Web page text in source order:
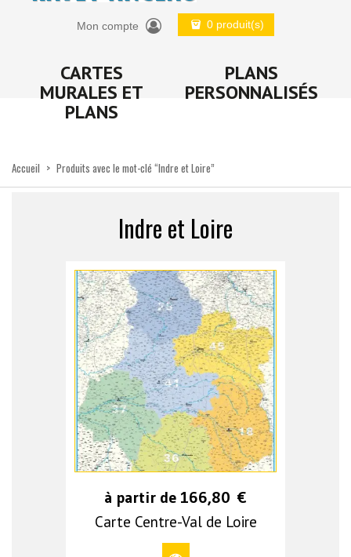
Mon compte 0 produit(s)
CARTES
MURALES ET
PLANS
PLANS
PERSONNALISÉS
Accueil > Produits avec le mot-clé “Indre et Loire”
Indre et Loire
à partir de 166,80 €
Carte Centre-Val de Loire